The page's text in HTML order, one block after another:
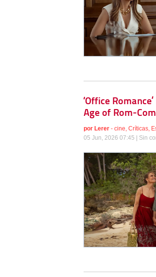
‘Office
Age of Rom-
por Lerer - cine, Críticas,
05 Jun, 2026 07:45 | Sin